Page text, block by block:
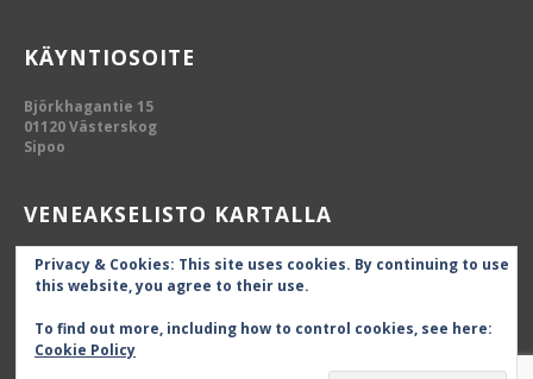
KÄYNTIOSOITE
Björkhagantie 15
01120 Västerskog
Sipoo
VENEAKSELISTO KARTALLA
Privacy & Cookies: This site uses cookies. By continuing to use
this website, you agree to their use.
To find out more, including how to control cookies, see here:
Cookie Policy